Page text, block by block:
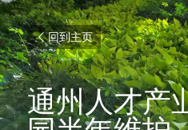
回到主页
通州人才产